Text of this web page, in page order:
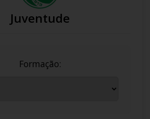
Juventude
Formação: